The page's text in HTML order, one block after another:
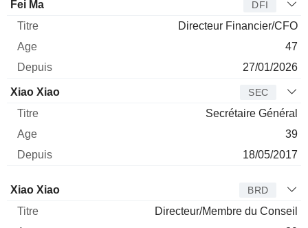
Fei Ma DFI
Directeur Financier/CFO
47
27/01/2026
Xiao Xiao SEC
Secrétaire Général
39
18/05/2017
Administrateur
Xiao Xiao BRD
Directeur/Membre du Conseil